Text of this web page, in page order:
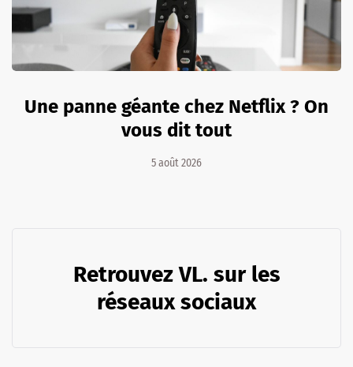
Une panne géante chez Netflix ? On
vous dit tout
5 août 2026
Retrouvez VL. sur les
réseaux sociaux